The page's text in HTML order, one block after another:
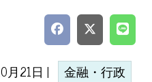
月21日 | 金融・行政